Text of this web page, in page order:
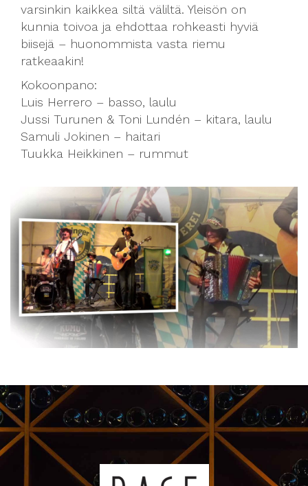
varsinkin kaikkea siltä väliltä. Yleisön on
kunnia toivoa ja ehdottaa rohkeasti hyviä
biisejä – huonommista vasta riemu
ratkeaakin!
Kokoonpano:
Luis Herrero – basso, laulu
Jussi Turunen & Toni Lundén – kitara, laulu
Samuli Jokinen – haitari
Tuukka Heikkinen – rummut